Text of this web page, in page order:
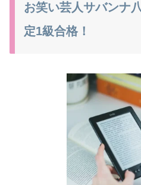
お笑い芸人サバンナ
定1級合格！